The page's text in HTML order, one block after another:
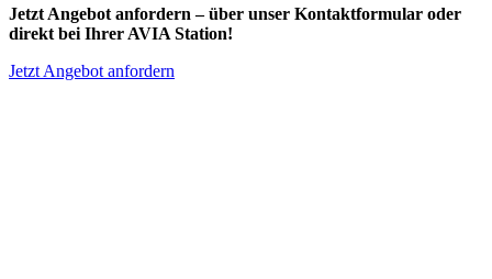
Jetzt Angebot anfordern – über unser Kontaktformular oder
direkt bei Ihrer AVIA Station!
Jetzt Angebot anfordern